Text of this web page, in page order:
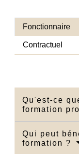
Fonctionnaire
Contractuel
Qu'est-ce
formation
Qui peut
formation ?